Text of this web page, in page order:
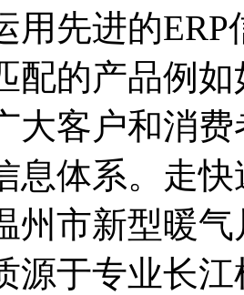
用先进的
配的产品例
大客户和消
息体系。走
州市新型暖
源于专业长